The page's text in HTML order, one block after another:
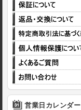
営業日カレンダー